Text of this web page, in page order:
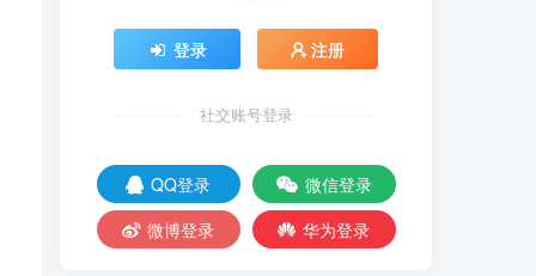
登录 注册
社交账号登录
QQ登录
微信登录
微博登录
华为登录